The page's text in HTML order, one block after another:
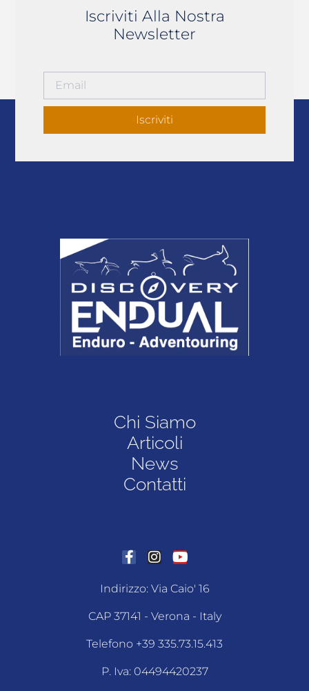
Iscriviti Alla Nostra
Newsletter
Iscriviti
Chi Siamo
Articoli
News
Contatti
Indirizzo: Via Caio' 16
CAP 37141 - Verona - Italy
Telefono +39 335.73.15.413
P. Iva: 04494420237